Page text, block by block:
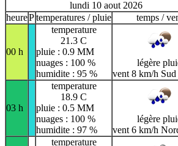
lundi 10 aout 2026
heurePtemperatures / pluie temps /
00 h
temperature
21.3 C
pluie : 0.9 MM
nuages : 100 %
humidite : 95 %
légère
vent 8 km/h Sud
03 h
temperature
18.9 C
pluie : 0.5 MM
nuages : 100 %
humidite : 97 %
légère
vent 6 km/h
temperature